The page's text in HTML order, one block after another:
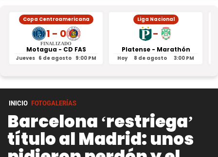
Copa Centroamericana
1 - 0
FINALIZADO
Motagua - CD FAS
Jueves 6 de agosto 9:00 PM
Liga Nacional
-
Platense - Marathón
Hoy 8 de agosto 3:00 PM
INICIO FOTOGALERÍAS
Barcelona ‘restriega’
título al Madrid: unos